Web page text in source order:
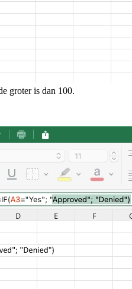
groter is dan 100.